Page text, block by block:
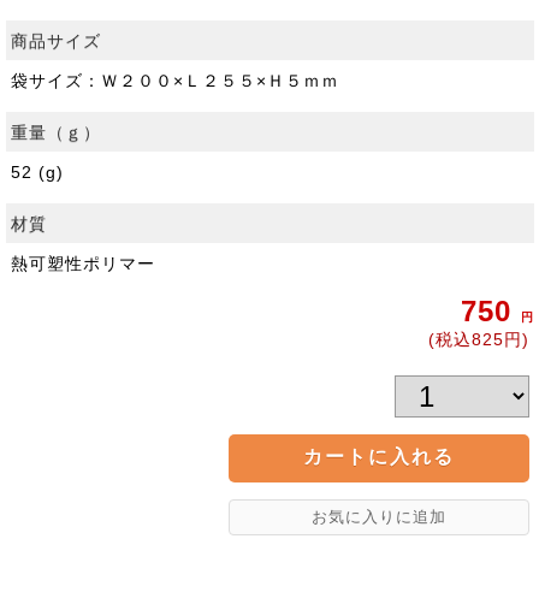
商品サイズ
袋サイズ：Ｗ２００×Ｌ２５５×Ｈ５ｍｍ
重量（ｇ）
52 (g)
材質
熱可塑性ポリマー
750 円
(税込825円)